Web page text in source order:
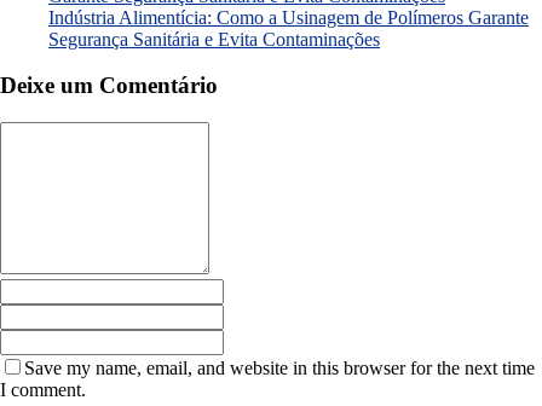
Indústria Alimentícia: Como a Usinagem de Polímeros Garante
Segurança Sanitária e Evita Contaminações
Deixe um Comentário
Save my name, email, and website in this browser for the next time
I comment.